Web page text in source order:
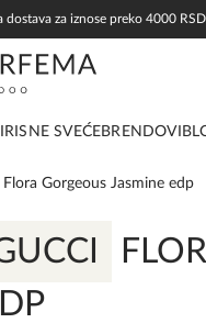
dostava za iznose preko 4000 RSD
SVEĆEBRENDOVI
Gorgeous Jasmine edp